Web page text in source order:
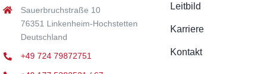
Sauerbruchstraße 10
76351 Linkenheim-Hochstetten
Deutschland
+49 724 79872751
Leitbild
Karriere
Kontakt